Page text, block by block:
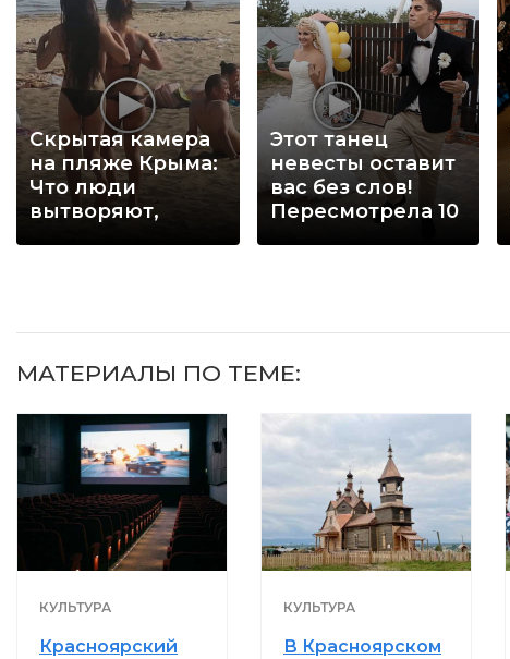
Скрытая камера
на пляже Крыма:
Что люди
вытворяют,
Этот танец
невесты оставит
вас без слов!
Пересмотрела 10
МАТЕРИАЛЫ ПО ТЕМЕ:
КУЛЬТУРА
Красноярский
КУЛЬТУРА
В Красноярском